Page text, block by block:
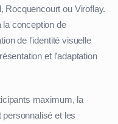
Rocquencourt ou Viroflay.
conception de
de l'identité visuelle
et l'adaptation
maximum, la
et les